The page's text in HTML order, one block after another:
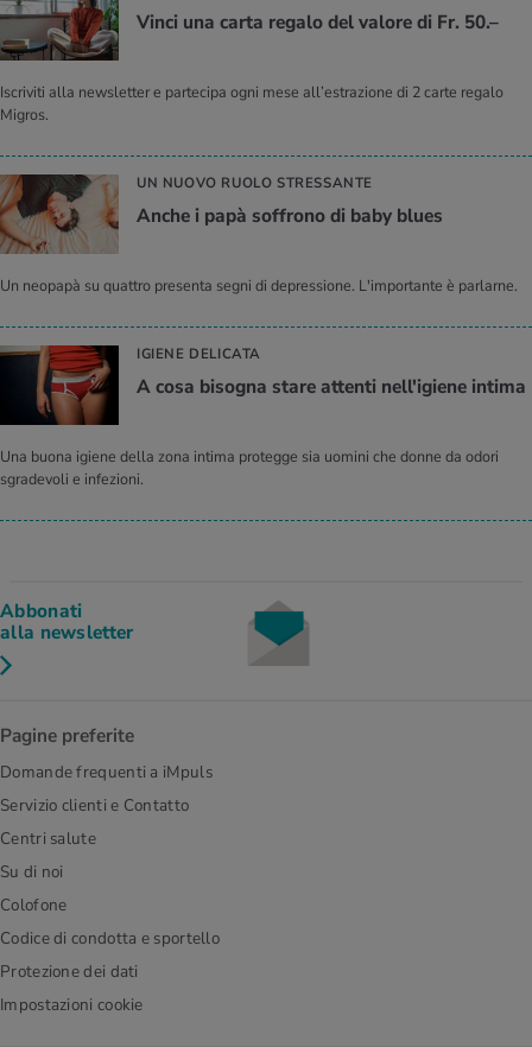
Vinci una carta regalo del valore di Fr. 50.–
Iscriviti alla newsletter e partecipa ogni mese all’estrazione di 2 carte regalo
Migros.
UN NUOVO RUOLO STRESSANTE
Anche i papà soffrono di baby blues
Un neopapà su quattro presenta segni di depressione. L'importante è parlarne.
IGIENE DELICATA
A cosa bisogna stare attenti nell'igiene intima
Una buona igiene della zona intima protegge sia uomini che donne da odori
sgradevoli e infezioni.
Abbonati
alla newsletter
Pagine preferite
Domande frequenti a iMpuls
Servizio clienti e Contatto
Centri salute
Su di noi
Colofone
Codice di condotta e sportello
Protezione dei dati
Impostazioni cookie